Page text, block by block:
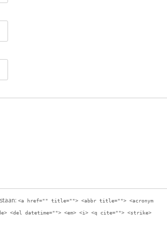
<a href="" title=""> <abbr title=""> <acronym
<del datetime=""> <em> <i> <q cite=""> <strike>